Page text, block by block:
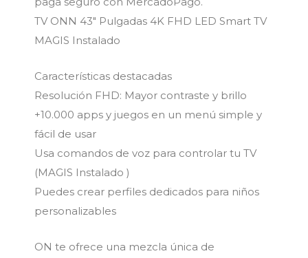
TV ONN 43″ Pulgadas 4K FHD LED Smart TV
MAGIS Instalado
Características destacadas
Resolución FHD: Mayor contraste y brillo
+10.000 apps y juegos en un menú simple y
fácil de usar
Usa comandos de voz para controlar tu TV
(MAGIS Instalado )
Puedes crear perfiles dedicados para niños
personalizables
ON te ofrece una mezcla única de